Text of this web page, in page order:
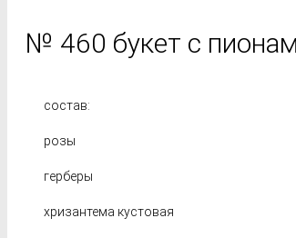
№ 460 букет с
состав:
розы
герберы
хризантема кустовая